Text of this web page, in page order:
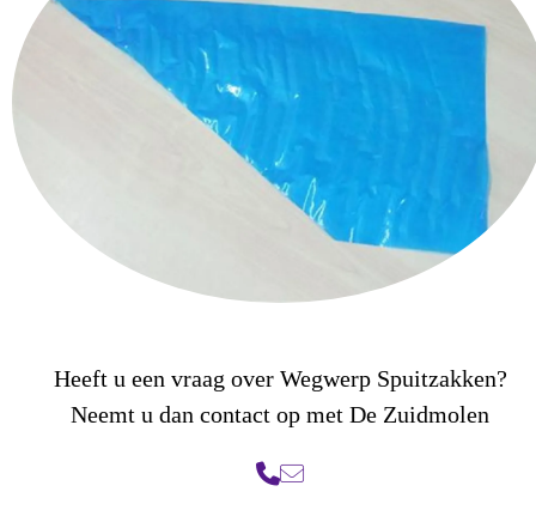
Heeft u een vraag over Wegwerp Spuitzakken?
Neemt u dan contact op met De Zuidmolen